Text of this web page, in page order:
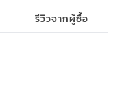
รีวิวจากผู้ซื้อ